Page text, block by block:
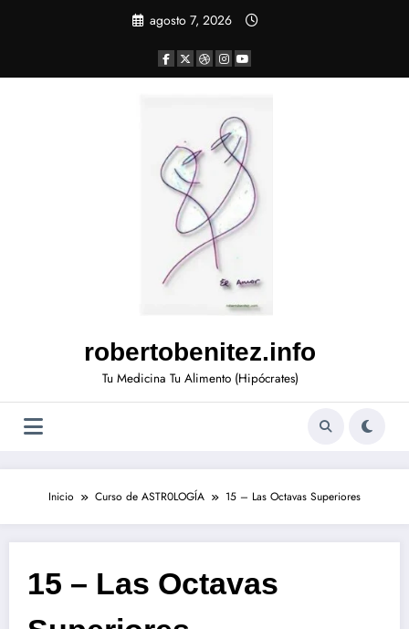
agosto 7, 2026
robertobenitez.info
Tu Medicina Tu Alimento (Hipócrates)
Inicio Curso de ASTR0LOGÍA 15 – Las Octavas Superiores
15 – Las Octavas